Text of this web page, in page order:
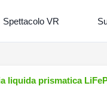
Spettacolo VR
liquida prismatica